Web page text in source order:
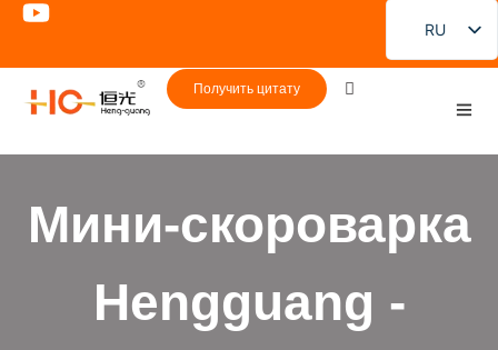
RU
EN
ES
Получить цитату
Мини-скороварка
Hengguang -